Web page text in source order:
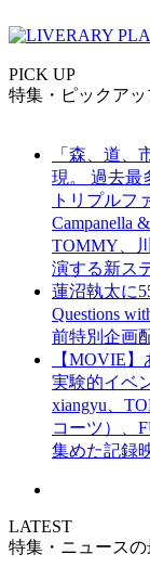
PICK UP
特集・ピックア
「森、道、
現。 過去最
トリプルフ
Campanella
TOMMY、
演する新ス
蓮沼執太に
Questions
前特別企画
【MOVIE
実験的イベ
xiangyu、
コーツ）、
集めた記録
LATEST
特集・ニュース